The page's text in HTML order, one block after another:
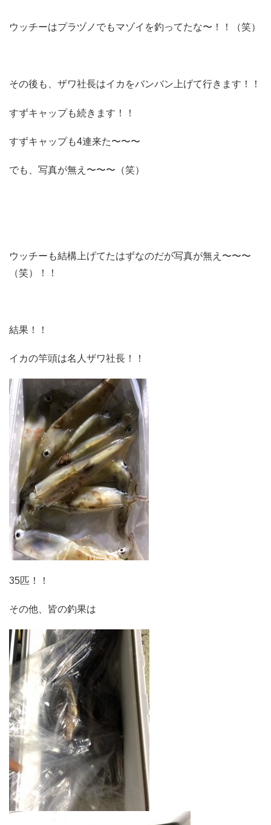
ウッチーはプラヅノでもマゾイを釣ってたな〜！！（笑）
その後も、ザワ社長はイカをバンバン上げて行きます！！
すずキャップも続きます！！
すずキャップも4連来た〜〜〜
でも、写真が無え〜〜〜（笑）
ウッチーも結構上げてたはずなのだが写真が無え〜〜〜
（笑）！！
結果！！
イカの竿頭は名人ザワ社長！！
35匹！！
その他、皆の釣果は